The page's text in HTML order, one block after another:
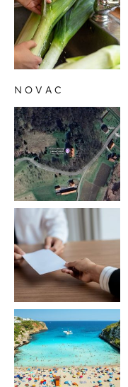
NOVAC